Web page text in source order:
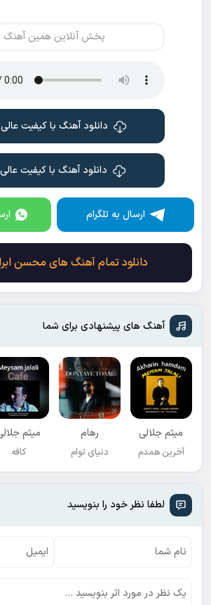
پخش آنلاین همین آهنگ
دانلود آهنگ با کیفیت عالی 320
دانلود آهنگ با کیفیت عالی 128
ارسال به تلگرام
دانلود تمام آهنگ های محسن
آهنگ های پیشنهادی برای شما
میثم جلالی
آخرین همدم
رهام
دنیای توام
میثم
کافه
لطفا نظر خود را بنویسید